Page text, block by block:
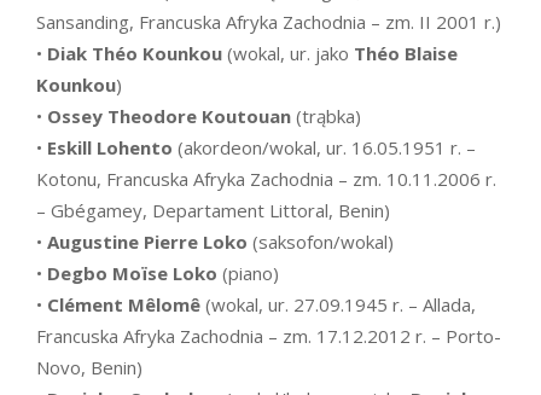
Sansanding, Francuska Afryka Zachodnia – zm. II 2001 r.)
• Diak Théo Kounkou (wokal, ur. jako Théo Blaise
Kounkou)
• Ossey Theodore Koutouan (trąbka)
• Eskill Lohento (akordeon/wokal, ur. 16.05.1951 r. –
Kotonu, Francuska Afryka Zachodnia – zm. 10.11.2006 r.
– Gbégamey, Departament Littoral, Benin)
• Augustine Pierre Loko (saksofon/wokal)
• Degbo Moïse Loko (piano)
• Clément Mêlomê (wokal, ur. 27.09.1945 r. – Allada,
Francuska Afryka Zachodnia – zm. 17.12.2012 r. – Porto-
Novo, Benin)